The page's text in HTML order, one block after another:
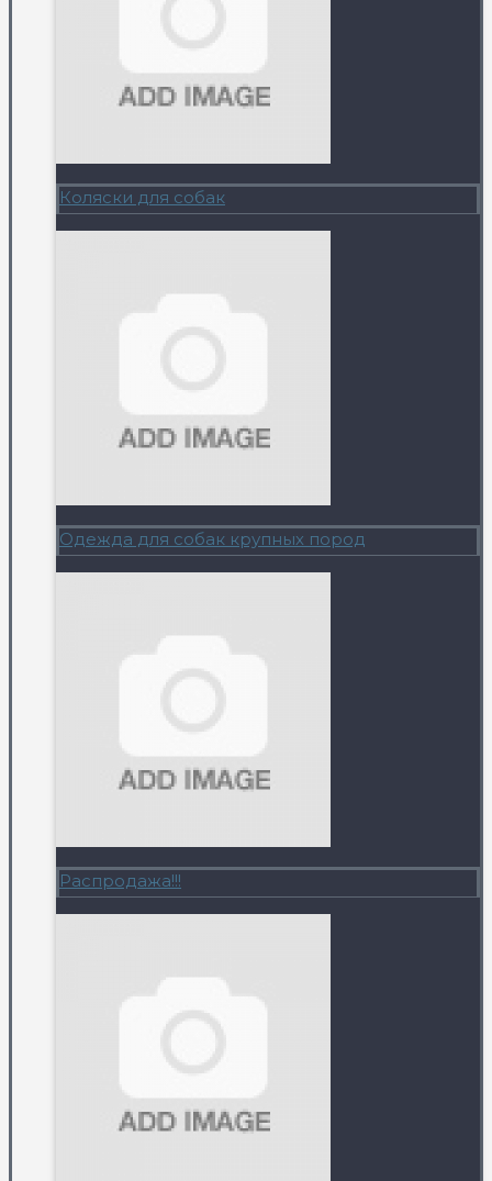
Коляски для собак
Одежда для собак крупных пород
Распродажа!!!